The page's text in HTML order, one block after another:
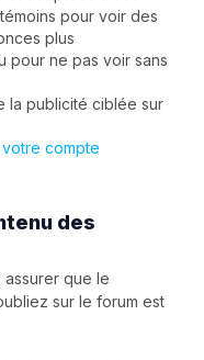
pour voir des
plus
pour ne pas voir sans
la publicité ciblée sur
compte
des
assurer que le
sur le forum est